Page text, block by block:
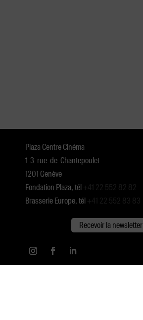
Plaza Centre Cinéma
1-3 rue de Chantepoulet
1201 Genève
Fondation Plaza, tél+41 22 552 82 82
Brasserie Europe, tél+41 22 552 83 83
Recevoir la newsletter